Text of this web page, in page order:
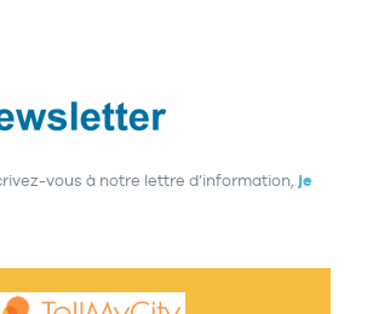
vous à notre lettre d’information, je